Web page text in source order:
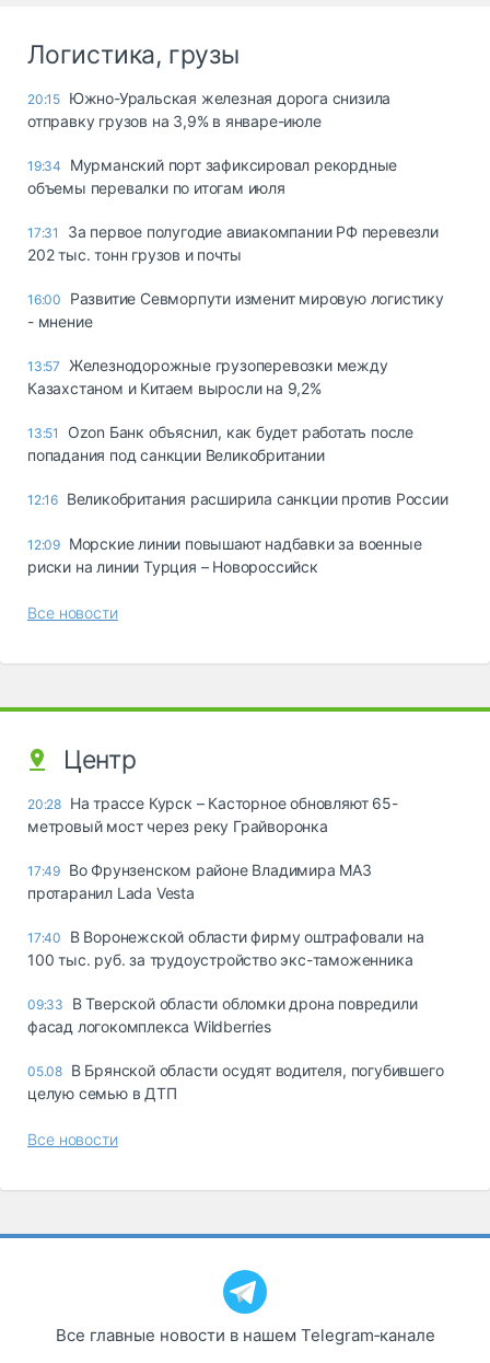
Логистика, грузы
20:15 Южно-Уральская железная дорога снизила
отправку грузов на 3,9% в январе-июле
19:34
Мурманский порт зафиксировал рекордные
объемы перевалки по итогам июля
17:31
За первое полугодие авиакомпании РФ перевезли
202 тыс. тонн грузов и почты
16:00
Развитие Севморпути изменит мировую логистику
- мнение
13:57
Железнодорожные грузоперевозки между
Казахстаном и Китаем выросли на 9,2%
13:51
Ozon Банк объяснил, как будет работать после
попадания под санкции Великобритании
12:16 Великобритания расширила санкции против России
12:09 Морские линии повышают надбавки за военные
риски на линии Турция – Новороссийск
Все новости
Центр
20:28 На трассе Курск – Касторное обновляют 65-
метровый мост через реку Грайворонка
17:49 Во Фрунзенском районе Владимира МАЗ
протаранил Lada Vesta
17:40
В Воронежской области фирму оштрафовали на
100 тыс. руб. за трудоустройство экс-таможенника
09:33
В Тверской области обломки дрона повредили
фасад логокомплекса Wildberries
05.08 В Брянской области осудят водителя, погубившего
целую семью в ДТП
Все новости
Все главные новости в нашем Telegram‑канале